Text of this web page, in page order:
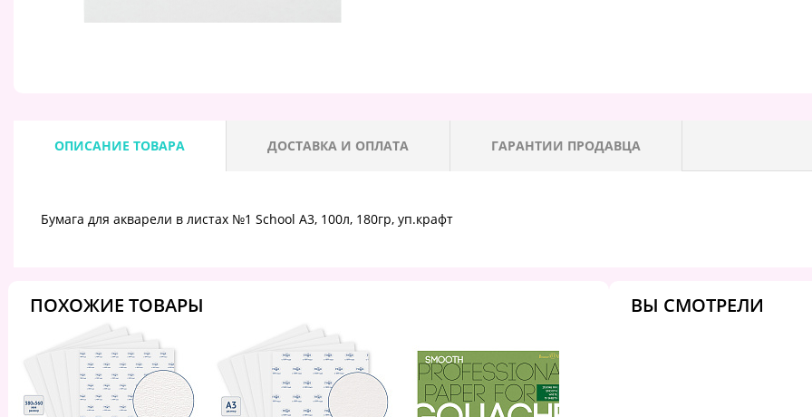
ОПИСАНИЕ ТОВАРА ДОСТАВКА И ОПЛАТА ГАРАНТИИ ПРОДАВЦА
Бумага для акварели в листах №1 School А3, 100л, 180гр, уп.крафт
ПОХОЖИЕ ТОВАРЫ ВЫ СМОТРЕЛИ